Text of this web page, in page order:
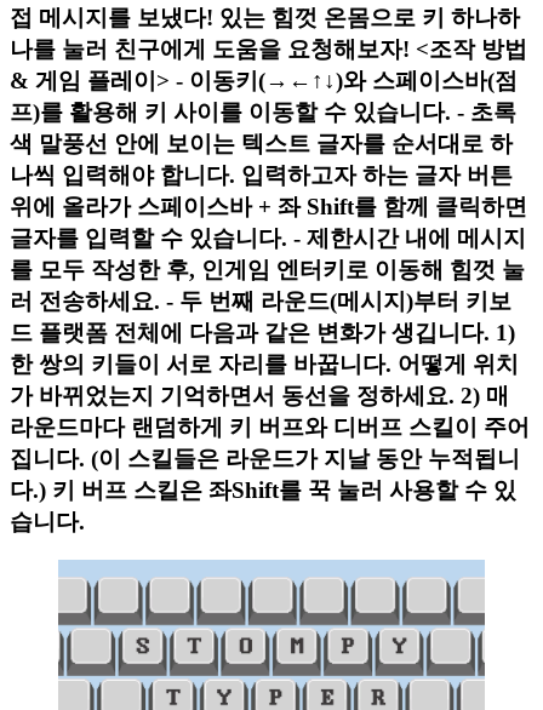
접 메시지를 보냈다! 있는 힘껏 온몸으로 키 하나하
나를 눌러 친구에게 도움을 요청해보자! <조작 방법
& 게임 플레이> - 이동키(→←↑↓)와 스페이스바(점
프)를 활용해 키 사이를 이동할 수 있습니다. - 초록
색 말풍선 안에 보이는 텍스트 글자를 순서대로 하
나씩 입력해야 합니다. 입력하고자 하는 글자 버튼
위에 올라가 스페이스바 + 좌 Shift를 함께 클릭하면
글자를 입력할 수 있습니다. - 제한시간 내에 메시지
를 모두 작성한 후, 인게임 엔터키로 이동해 힘껏 눌
러 전송하세요. - 두 번째 라운드(메시지)부터 키보
드 플랫폼 전체에 다음과 같은 변화가 생깁니다. 1)
한 쌍의 키들이 서로 자리를 바꿉니다. 어떻게 위치
가 바뀌었는지 기억하면서 동선을 정하세요. 2) 매
라운드마다 랜덤하게 키 버프와 디버프 스킬이 주어
집니다. (이 스킬들은 라운드가 지날 동안 누적됩니
다.) 키 버프 스킬은 좌Shift를 꾹 눌러 사용할 수 있
습니다.